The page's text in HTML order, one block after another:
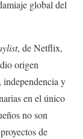
global del
, de Netflix,
origen
y
en el único
no son
de